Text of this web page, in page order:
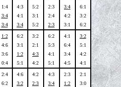
1:4
3:4
3:4
4:3
4:1
3:4
5:2
3:1
5:2
2:3
2:4
2:3
3:4
4:2
3:1
6:1
3:2
6:2
1:2
4:6
3:6
0:4
6:2
3:1
1:2
5:1
3:2
2:1
4:3
4:2
6:2
5:3
4:1
5:1
4:1
6:4
3:4
4:5
3:2
5:1
4:2
4:1
2:4
6:2
4:6
3:2
4:2
2:3
4:3
3:4
2:3
1:2
2:1
3:0